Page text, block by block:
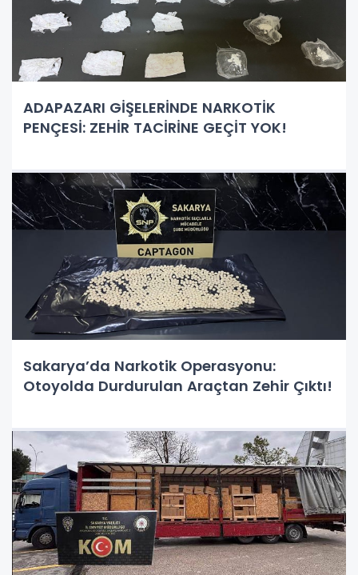
ADAPAZARI GİŞELERİNDE NARKOTİK
PENÇESİ: ZEHİR TACİRİNE GEÇİT YOK!
Sakarya’da Narkotik Operasyonu:
Otoyolda Durdurulan Araçtan Zehir Çıktı!